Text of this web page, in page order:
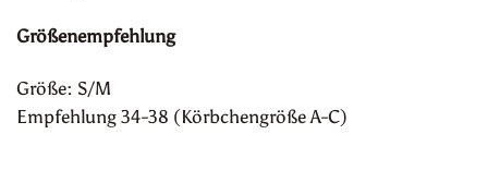
Größenempfehlung
Größe: S/M
Empfehlung 34-38 (Körbchengröße A-C)